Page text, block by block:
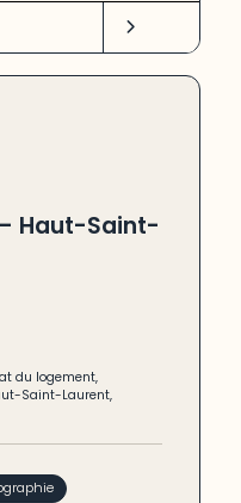
Haut-Saint-
du logement,
Saint-Laurent,